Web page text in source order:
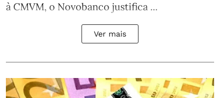
à CMVM, o Novobanco justifica ...
Ver mais